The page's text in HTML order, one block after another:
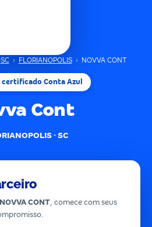
SC › FLORIANOPOLIS › NOVVA CONT
certificado Conta Azul
Cont
· SC
NOVVA CONT, comece com seus